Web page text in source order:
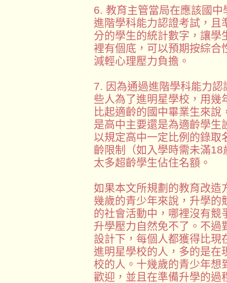
6. 教育主管當局在應該國
進階學科能力認證考試，且
分的學生的統計數字，讓學
裡有個底，可以預期按綜合
減輕心理壓力負擔。
7. 因為通過進階學科能力
些人為了進明星學校，用幾
比起適齡的國中畢業生來
是高中主要還是為適齡學生
以規定高中一定比例的錄取
齡限制（如入學時需未滿
太多超齡學生佔住名額。
如果本文所規劃的教育改造
幾歲的青少年來說，升學的
的社會活動中，哪裡沒有競
升學壓力自然免不了。不過
設計下，每個人都獲得比現
進明星學校的人，多的是在
校的人。十幾歲的青少年想
歡迎，並且在準備升學的過